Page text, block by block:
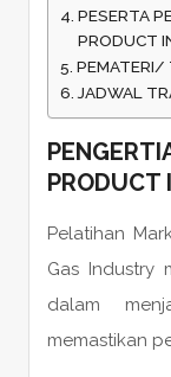
PESERTA
PRODUCT
PEMATERI/
JADWAL
PRODUCT
Pelatihan
Gas Industry
dalam
memastikan